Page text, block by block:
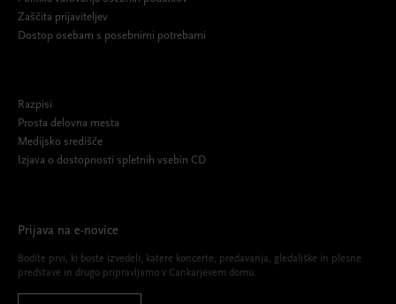
Zaščita prijaviteljev
Dostop osebam s posebnimi potrebami
Razpisi
Prosta delovna mesta
Medijsko središče
Izjava o dostopnosti spletnih vsebin CD
Prijava na e-novice
Bodite prvi, ki boste izvedeli, katere koncerte, predavanja, gledališke in plesne
predstave in drugo pripravljamo v Cankarjevem domu.